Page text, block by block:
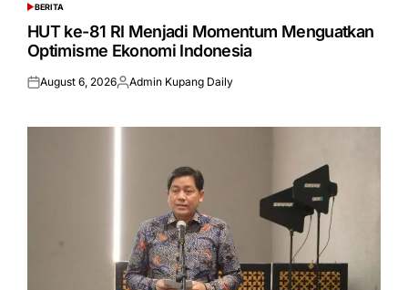
POSTED
IN
BERITA
HUT ke-81 RI Menjadi Momentum Menguatkan
Optimisme Ekonomi Indonesia
Posted
August 6, 2026Posted
Admin Kupang Daily